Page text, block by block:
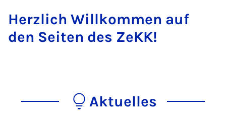
Herzlich Willkommen auf
den Seiten des ZeKK!
Aktuelles